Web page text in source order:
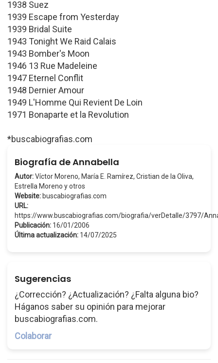
1938 Suez
1939 Escape from Yesterday
1939 Bridal Suite
1943 Tonight We Raid Calais
1943 Bomber's Moon
1946 13 Rue Madeleine
1947 Eternel Conflit
1948 Dernier Amour
1949 L'Homme Qui Revient De Loin
1971 Bonaparte et la Revolution
*buscabiografias.com
Biografía de Annabella
Autor:Víctor Moreno, María E. Ramírez, Cristian de la Oliva,
Estrella Moreno y otros
Website: buscabiografias.com
URL:
https://www.buscabiografias.com/biografia/verDetalle/3797/
Publicación: 16/01/2006
Última actualización: 14/07/2025
Sugerencias
¿Corrección? ¿Actualización? ¿Falta alguna bio?
Háganos saber su opinión para mejorar
buscabiografias.com.
Colaborar